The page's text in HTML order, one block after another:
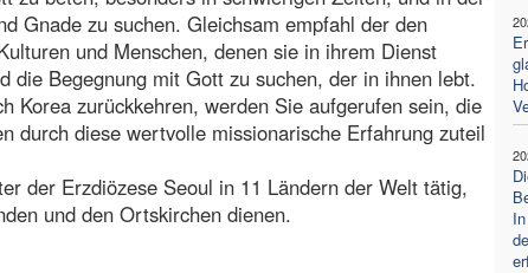
Gnade zu suchen. Gleichsam empfahl der den
und Menschen, denen sie in ihrem Dienst
die Begegnung mit Gott zu suchen, der in ihnen lebt.
Korea zurückkehren, werden Sie aufgerufen sein, die
durch diese wertvolle missionarische Erfahrung zuteil
der Erzdiözese Seoul in 11 Ländern der Welt tätig,
und den Ortskirchen dienen.